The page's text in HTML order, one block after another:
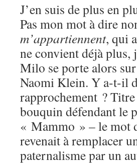
J’en suis de plus en
Pas mon mot à dire
m’appartiennent, qui
ne convient déjà
Milo se porte alors
Naomi Klein. Y a-t-il
rapprochement ?
bouquin défendant le
« Mammo » – le mot
revenait à remplacer
paternalisme par un